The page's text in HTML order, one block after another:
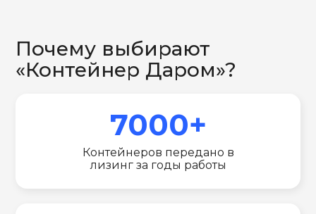
Почему выбирают
«Контейнер Даром»?
7000+
Контейнеров передано в
лизинг за годы работы